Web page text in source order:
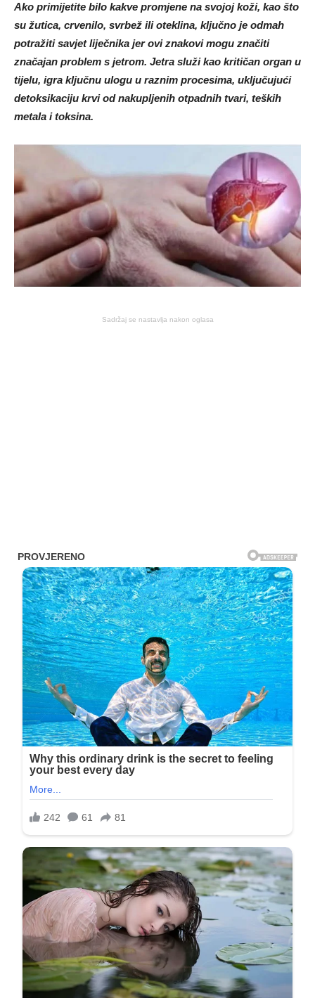
Ako primijetite bilo kakve promjene na svojoj koži, kao što
su žutica, crvenilo, svrbež ili oteklina, ključno je odmah
potražiti savjet liječnika jer ovi znakovi mogu značiti
značajan problem s jetrom. Jetra služi kao kritičan organ u
tijelu, igra ključnu ulogu u raznim procesima, uključujući
detoksikaciju krvi od nakupljenih otpadnih tvari, teških
metala i toksina.
Sadržaj se nastavlja nakon oglasa